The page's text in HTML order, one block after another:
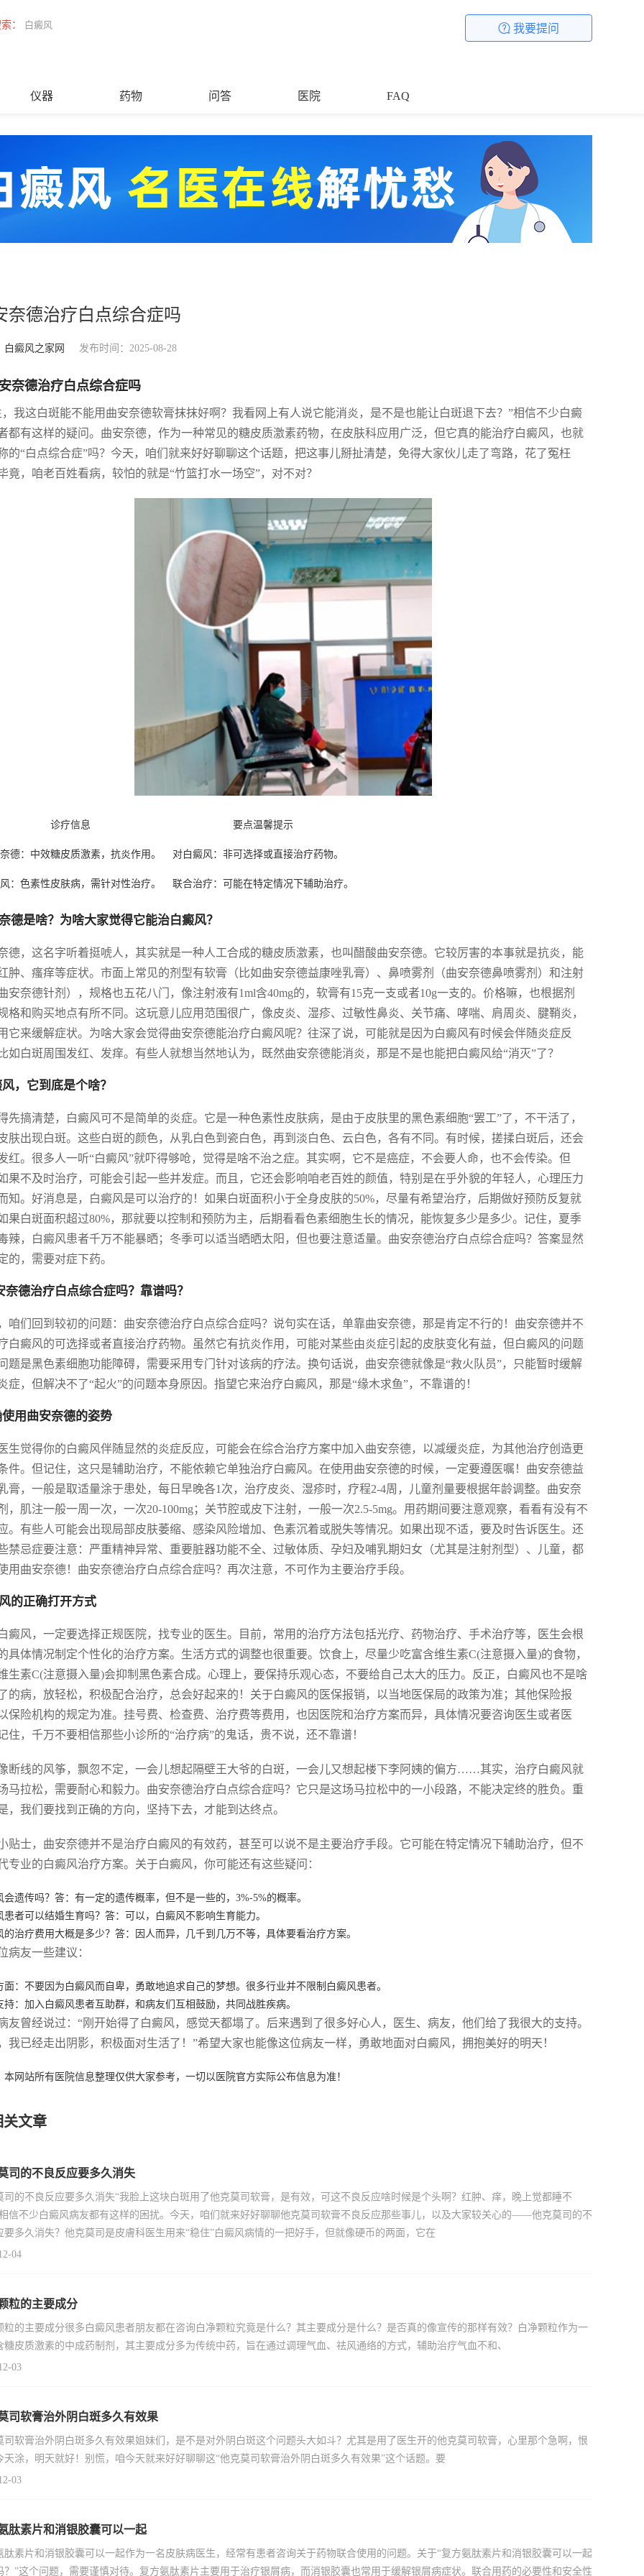
： 白癜风 我要提问
仪器 药物 问答 医院 FAQ
奈德治疗白点综合症吗
白癜风之家网 发布时间：2025-08-28
奈德治疗白点综合症吗
，我这白斑能不能用曲安奈德软膏抹抹好啊？我看网上有人说它能消炎，是不是也能让白斑退下去？”相信不少白癜
都有这样的疑问。曲安奈德，作为一种常见的糖皮质激素药物，在皮肤科应用广泛，但它真的能治疗白癜风，也就
的“白点综合症”吗？今天，咱们就来好好聊聊这个话题，把这事儿掰扯清楚，免得大家伙儿走了弯路，花了冤枉
竟，咱老百姓看病，较怕的就是“竹篮打水一场空”，对不对？
诊疗信息 要点温馨提示
德：中效糖皮质激素，抗炎作用。 对白癜风：非可选择或直接治疗药物。
：色素性皮肤病，需针对性治疗。 联合治疗：可能在特定情况下辅助治疗。
德是啥？为啥大家觉得它能治白癜风？
德，这名字听着挺唬人，其实就是一种人工合成的糖皮质激素，也叫醋酸曲安奈德。它较厉害的本事就是抗炎，能
肿、瘙痒等症状。市面上常见的剂型有软膏（比如曲安奈德益康唑乳膏）、鼻喷雾剂（曲安奈德鼻喷雾剂）和注射
安奈德针剂），规格也五花八门，像注射液有1ml含40mg的，软膏有15克一支或者10g一支的。价格嘛，也根据剂
格和购买地点有所不同。这玩意儿应用范围很广，像皮炎、湿疹、过敏性鼻炎、关节痛、哮喘、肩周炎、腱鞘炎，
它来缓解症状。为啥大家会觉得曲安奈德能治疗白癜风呢？往深了说，可能就是因为白癜风有时候会伴随炎症反
如白斑周围发红、发痒。有些人就想当然地认为，既然曲安奈德能消炎，那是不是也能把白癜风给“消灭”了？
，它到底是个啥？
先搞清楚，白癜风可不是简单的炎症。它是一种色素性皮肤病，是由于皮肤里的黑色素细胞“罢工”了，不干活了，
肤出现白斑。这些白斑的颜色，从乳白色到瓷白色，再到淡白色、云白色，各有不同。有时候，搓揉白斑后，还会
红。很多人一听“白癜风”就吓得够呛，觉得是啥不治之症。其实啊，它不是癌症，不会要人命，也不会传染。但
果不及时治疗，可能会引起一些并发症。而且，它还会影响咱老百姓的颜值，特别是在乎外貌的年轻人，心理压力
知。好消息是，白癜风是可以治疗的！如果白斑面积小于全身皮肤的50%，尽量有希望治疗，后期做好预防反复就
果白斑面积超过80%，那就要以控制和预防为主，后期看看色素细胞生长的情况，能恢复多少是多少。记住，夏季
辣，白癜风患者千万不能暴晒；冬季可以适当晒晒太阳，但也要注意适量。曲安奈德治疗白点综合症吗？答案显然
的，需要对症下药。
奈德治疗白点综合症吗？靠谱吗？
咱们回到较初的问题：曲安奈德治疗白点综合症吗？说句实在话，单靠曲安奈德，那是肯定不行的！曲安奈德并不
白癜风的可选择或者直接治疗药物。虽然它有抗炎作用，可能对某些由炎症引起的皮肤变化有益，但白癜风的问题
题是黑色素细胞功能障碍，需要采用专门针对该病的疗法。换句话说，曲安奈德就像是“救火队员”，只能暂时缓解
症，但解决不了“起火”的问题本身原因。指望它来治疗白癜风，那是“缘木求鱼”，不靠谱的！
用曲安奈德的姿势
生觉得你的白癜风伴随显然的炎症反应，可能会在综合治疗方案中加入曲安奈德，以减缓炎症，为其他治疗创造更
件。但记住，这只是辅助治疗，不能依赖它单独治疗白癜风。在使用曲安奈德的时候，一定要遵医嘱！曲安奈德益
膏，一般是取适量涂于患处，每日早晚各1次，治疗皮炎、湿疹时，疗程2-4周，儿童剂量要根据年龄调整。曲安奈
，肌注一般一周一次，一次20-100mg；关节腔或皮下注射，一般一次2.5-5mg。用药期间要注意观察，看看有没有不
。有些人可能会出现局部皮肤萎缩、感染风险增加、色素沉着或脱失等情况。如果出现不适，要及时告诉医生。还
禁忌症要注意：严重精神异常、重要脏器功能不全、过敏体质、孕妇及哺乳期妇女（尤其是注射剂型）、儿童，都
用曲安奈德！曲安奈德治疗白点综合症吗？再次注意，不可作为主要治疗手段。
的正确打开方式
癜风，一定要选择正规医院，找专业的医生。目前，常用的治疗方法包括光疗、药物治疗、手术治疗等，医生会根
具体情况制定个性化的治疗方案。生活方式的调整也很重要。饮食上，尽量少吃富含维生素C(注意摄入量)的食物，
生素C(注意摄入量)会抑制黑色素合成。心理上，要保持乐观心态，不要给自己太大的压力。反正，白癜风也不是啥
的病，放轻松，积极配合治疗，总会好起来的！关于白癜风的医保报销，以当地医保局的政策为准；其他保险报
保险机构的规定为准。挂号费、检查费、治疗费等费用，也因医院和治疗方案而异，具体情况要咨询医生或者医
住，千万不要相信那些小诊所的“治疗病”的鬼话，贵不说，还不靠谱！
断线的风筝，飘忽不定，一会儿想起隔壁王大爷的白斑，一会儿又想起楼下李阿姨的偏方……其实，治疗白癜风就
马拉松，需要耐心和毅力。曲安奈德治疗白点综合症吗？它只是这场马拉松中的一小段路，不能决定终的胜负。重
，我们要找到正确的方向，坚持下去，才能到达终点。
贴士，曲安奈德并不是治疗白癜风的有效药，甚至可以说不是主要治疗手段。它可能在特定情况下辅助治疗，但不
专业的白癜风治疗方案。关于白癜风，你可能还有这些疑问：
会遗传吗？答：有一定的遗传概率，但不是一些的，3%-5%的概率。
患者可以结婚生育吗？答：可以，白癜风不影响生育能力。
的治疗费用大概是多少？答：因人而异，几千到几万不等，具体要看治疗方案。
病友一些建议：
面：不要因为白癜风而自卑，勇敢地追求自己的梦想。很多行业并不限制白癜风患者。
持：加入白癜风患者互助群，和病友们互相鼓励，共同战胜疾病。
友曾经说过：“刚开始得了白癜风，感觉天都塌了。后来遇到了很多好心人，医生、病友，他们给了我很大的支持。
我已经走出阴影，积极面对生活了！”希望大家也能像这位病友一样，勇敢地面对白癜风，拥抱美好的明天！
本网站所有医院信息整理仅供大家参考，一切以医院官方实际公布信息为准！
关文章
司的不良反应要多久消失
司的不良反应要多久消失“我脸上这块白斑用了他克莫司软膏，是有效，可这不良反应啥时候是个头啊？红肿、痒，晚上觉都睡不
信不少白癜风病友都有这样的困扰。今天，咱们就来好好聊聊他克莫司软膏不良反应那些事儿，以及大家较关心的——他克莫司的不
要多久消失？他克莫司是皮膚科医生用来“稳住”白癜风病情的一把好手，但就像硬币的两面，它在
04
粒的主要成分
粒的主要成分很多白癜风患者朋友都在咨询白净颗粒究竟是什么？其主要成分是什么？是否真的像宣传的那样有效？白净颗粒作为一
糖皮质激素的中成药制剂，其主要成分多为传统中药，旨在通过调理气血、祛风通络的方式，辅助治疗气血不和、
03
司软膏治外阴白斑多久有效果
司软膏治外阴白斑多久有效果姐妹们，是不是对外阴白斑这个问题头大如斗？尤其是用了医生开的他克莫司软膏，心里那个急啊，恨
天涂，明天就好！别慌，咱今天就来好好聊聊这“他克莫司软膏治外阴白斑多久有效果”这个话题。要
03
肽素片和消银胶囊可以一起
肽素片和消银胶囊可以一起作为一名皮肤病医生，经常有患者咨询关于药物联合使用的问题。关于“复方氨肽素片和消银胶囊可以一起
？”这个问题，需要谨慎对待。复方氨肽素片主要用于治疗银屑病，而消银胶囊也常用于缓解银屑病症状。联合用药的必要性和安全性